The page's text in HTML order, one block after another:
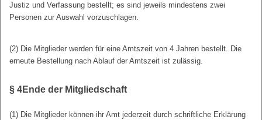
Justiz und Verfassung bestellt; es sind jeweils mindestens zwei
Personen zur Auswahl vorzuschlagen.
(2) Die Mitglieder werden für eine Amtszeit von 4 Jahren bestellt. Die
erneute Bestellung nach Ablauf der Amtszeit ist zulässig.
§ 4Ende der Mitgliedschaft
(1) Die Mitglieder können ihr Amt jederzeit durch schriftliche Erklärung